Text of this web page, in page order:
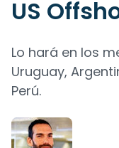
US
Lo hará en los
Uruguay,
Perú.